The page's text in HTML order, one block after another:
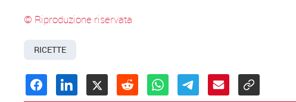
© Riproduzione riservata
RICETTE